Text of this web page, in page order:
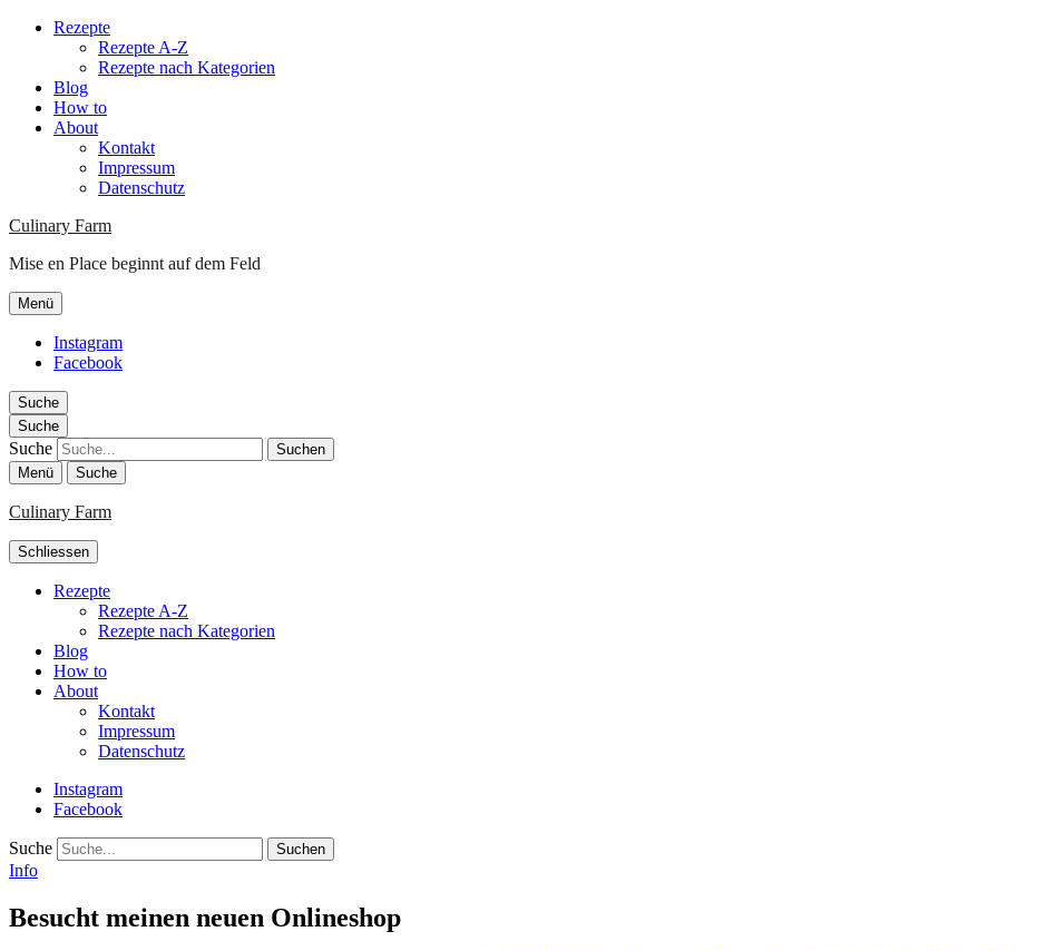
Rezepte
Rezepte A-Z
Rezepte nach Kategorien
Blog
How to
About
Kontakt
Impressum
Datenschutz
Culinary Farm
Mise en Place beginnt auf dem Feld
Menü
Instagram
Facebook
Suche
Suche
Suche
Menü Suche
Culinary Farm
Schliessen
Rezepte
Rezepte A-Z
Rezepte nach Kategorien
Blog
How to
About
Kontakt
Impressum
Datenschutz
Instagram
Facebook
Suche
Info
Besucht meinen neuen Onlineshop